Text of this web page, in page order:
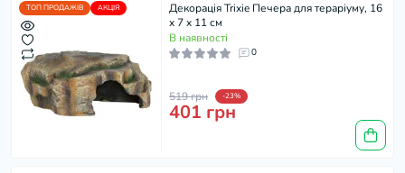
ТОП ПРОДАЖІВ АКЦІЯ
Декорація Trixie Печера для тераріуму, 16
x 7 x 11 см
В наявності
0
519 грн -23%
401 грн